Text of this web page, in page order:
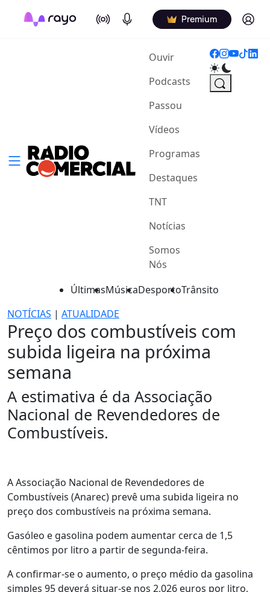
On Air Podcasts Premium Log in
Ouvir(current)
Podcasts
Passou
Vídeos
Programas
Destaques
TNT
Notícias
Somos
Nós
ÚltimasMúsicaDesportoTrânsito
NOTÍCIAS | ATUALIDADE
Preço dos combustíveis com
subida ligeira na próxima
semana
A estimativa é da Associação
Nacional de Revendedores de
Combustíveis.
A Associação Nacional de Revendedores de
Combustíveis (Anarec) prevê uma subida ligeira no
preço dos combustíveis na próxima semana.
Gasóleo e gasolina podem aumentar cerca de 1,5
cêntimos por litro a partir de segunda-feira.
A confirmar-se o aumento, o preço médio da gasolina
simples 95 deverá situar-se nos 2,026 euros por litro,